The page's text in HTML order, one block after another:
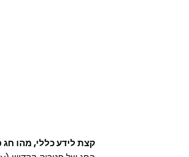
קצת לידע כללי, מהו